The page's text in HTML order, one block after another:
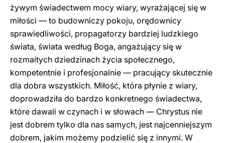
żywym świadectwem mocy wiary, wyrażającej się w
miłości — to budowniczy pokoju, orędownicy
sprawiedliwości, propagatorzy bardziej ludzkiego
świata, świata według Boga, angażujący się w
rozmaitych dziedzinach życia społecznego,
kompetentnie i profesjonalnie — pracujący skutecznie
dla dobra wszystkich. Miłość, która płynie z wiary,
doprowadziła do bardzo konkretnego świadectwa,
które dawali w czynach i w słowach — Chrystus nie
jest dobrem tylko dla nas samych, jest najcenniejszym
dobrem, jakim możemy podzielić się z innymi. W